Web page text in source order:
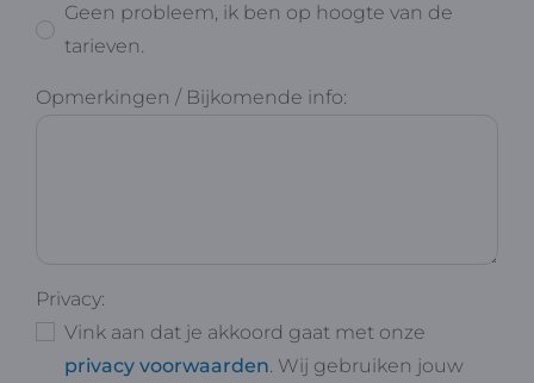
Geen probleem, ik ben op hoogte van de
tarieven.
Opmerkingen / Bijkomende info:
Privacy:
Vink aan dat je akkoord gaat met onze
privacy voorwaarden. Wij gebruiken jouw